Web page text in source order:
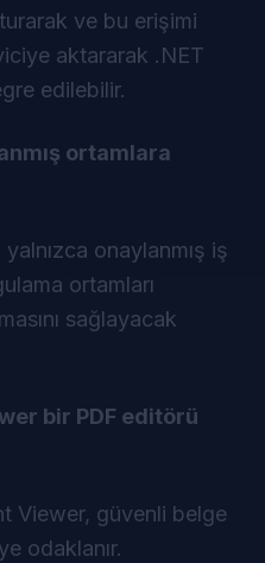
ve bu erişimi
aktararak .NET
edilebilir.
ortamlara
onaylanmış iş
ortamları
sağlayacak
bir PDF editörü
Viewer, güvenli belge
odaklanır.